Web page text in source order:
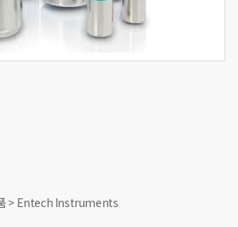
> Entech Instruments